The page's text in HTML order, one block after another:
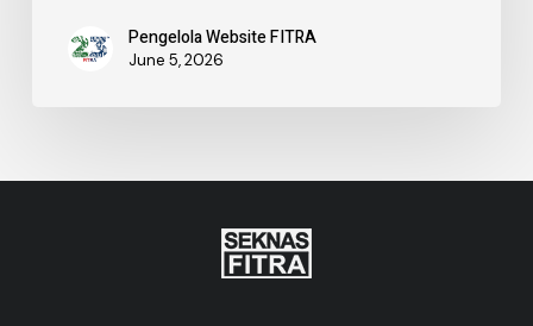
Pengelola Website FITRA
June 5, 2026